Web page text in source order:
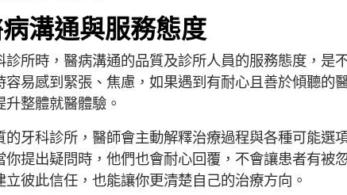
溝通與服務態度
診所時，醫病溝通的品質及診所人員的服務態度，是
容易感到緊張、焦慮，如果遇到有耐心且善於傾聽的
升整體就醫體驗。
的牙科診所，醫師會主動解釋治療過程與各種可能選
你提出疑問時，他們也會耐心回覆，不會讓患者有被
立彼此信任，也能讓你更清楚自己的治療方向。